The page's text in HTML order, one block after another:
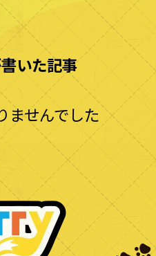
いた記事
ませんでした